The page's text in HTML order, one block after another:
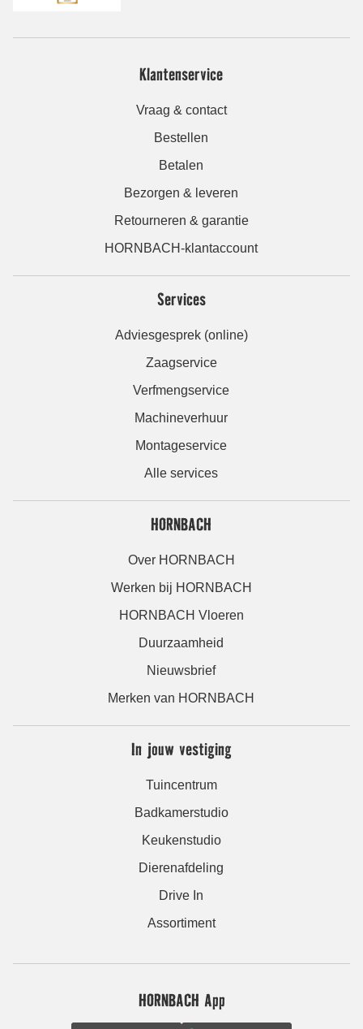
Klantenservice
Vraag & contact
Bestellen
Betalen
Bezorgen & leveren
Retourneren & garantie
HORNBACH-klantaccount
Services
Adviesgesprek (online)
Zaagservice
Verfmengservice
Machineverhuur
Montageservice
Alle services
HORNBACH
Over HORNBACH
Werken bij HORNBACH
HORNBACH Vloeren
Duurzaamheid
Nieuwsbrief
Merken van HORNBACH
In jouw vestiging
Tuincentrum
Badkamerstudio
Keukenstudio
Dierenafdeling
Drive In
Assortiment
HORNBACH App